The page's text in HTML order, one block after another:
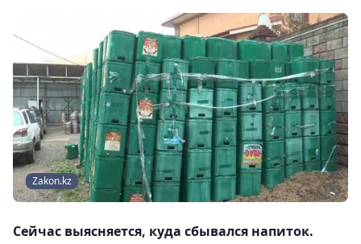
Zakon.kz
Сейчас выясняется, куда сбывался напиток.